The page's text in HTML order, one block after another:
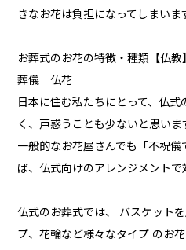
きなお花は負担になってしまいま
お葬式のお花の特徴・種類【仏教
葬儀 仏花
日本に住む私たちにとって、仏
く、戸惑うことも少ないと思いま
一般的なお花屋さんでも「不祝
ば、仏式向けのアレンジメントで
仏式のお葬式では、 バスケット
プ、花輪など様々なタイプ のお